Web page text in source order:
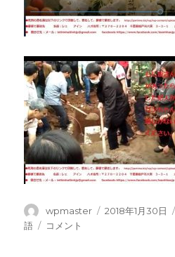
投
稿
wpmaster
投
2018年1月30日
語
リ
コメント